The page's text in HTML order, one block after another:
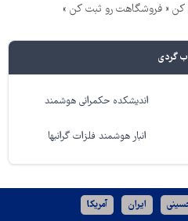
کن « فروشگاهت رو ثبت کن »
گردی
اندیشکده حکمرانی هوشمند
انبار هوشمند فلزات گرانبها
ایران آمریکا